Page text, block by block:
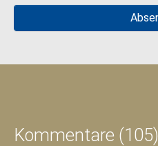
Kommentare (105)